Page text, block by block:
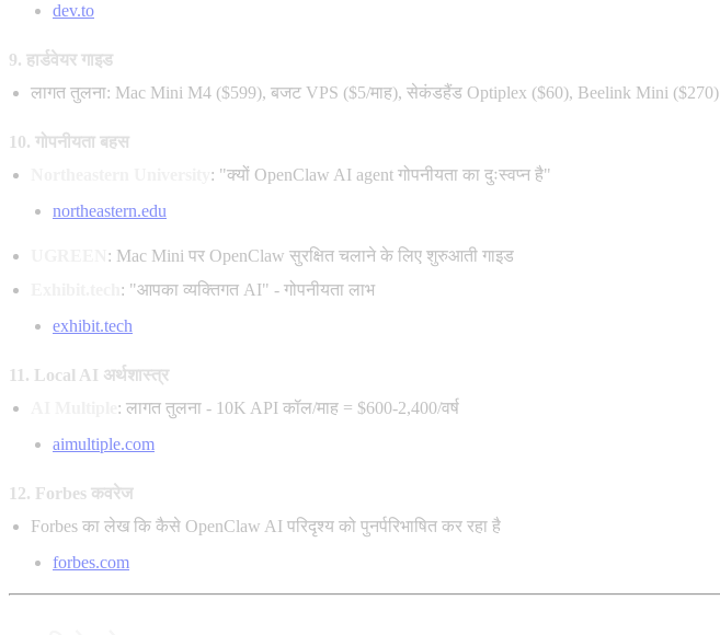
dev.to
9. हार्डवेयर गाइड
लागत तुलना: Mac Mini M4 ($599), बजट VPS ($5/माह), सेकंडहैंड Optiplex ($60), Beelink Mini ($270)
10. गोपनीयता बहस
: "क्यों OpenClaw AI agent गोपनीयता का दुःस्वप्न है"
northeastern.edu
: Mac Mini पर OpenClaw सुरक्षित चलाने के लिए शुरुआती गाइड
: "आपका व्यक्तिगत AI" - गोपनीयता लाभ
exhibit.tech
11. Local AI अर्थशास्त्र
: लागत तुलना - 10K API कॉल/माह = $600-2,400/वर्ष
aimultiple.com
12. Forbes कवरेज
Forbes का लेख कि कैसे OpenClaw AI परिदृश्य को पुनर्परिभाषित कर रहा है
forbes.com